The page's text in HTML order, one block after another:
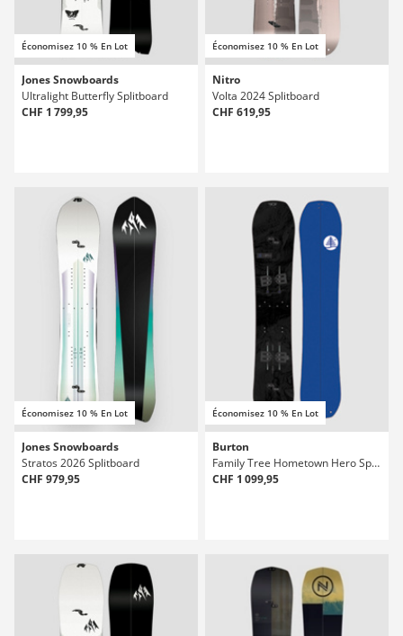
Économisez 10 % En Lot
Jones Snowboards
Ultralight Butterfly Splitboard
CHF 1 799,95
Économisez 10 % En Lot
Nitro
Volta 2024 Splitboard
CHF 619,95
Économisez 10 % En Lot
Jones Snowboards
Stratos 2026 Splitboard
CHF 979,95
Économisez 10 % En Lot
Burton
Family Tree Hometown Hero Splitboard
CHF 1 099,95